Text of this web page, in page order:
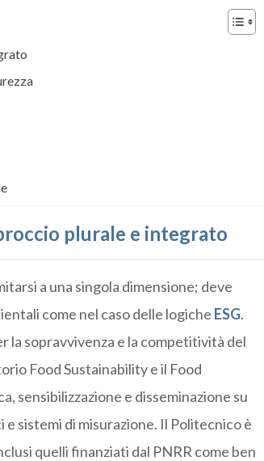
plurale e integrato
a una singola dimensione; deve
come nel caso delle logiche ESG.
la sopravvivenza e la competitività del
Food Sustainability e il Food
sensibilizzazione e disseminazione su
sistemi di misurazione. Il Politecnico è
quelli finanziati dal PNRR come ben